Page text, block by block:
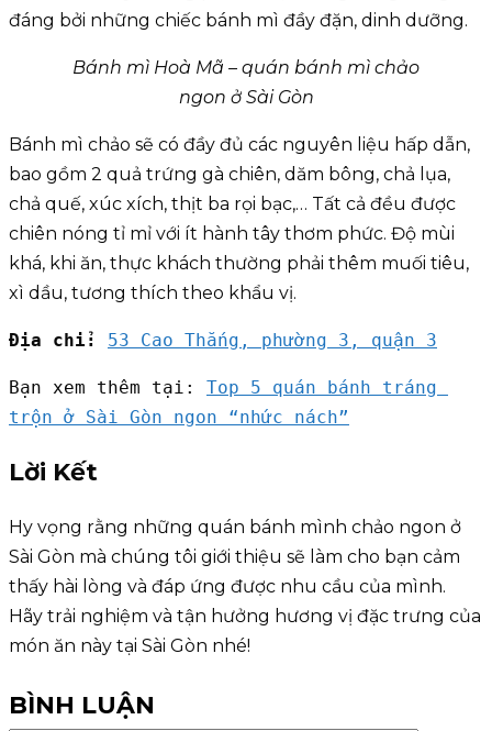
đáng bởi những chiếc bánh mì đầy đặn, dinh dưỡng.
Bánh mì Hoà Mã – quán bánh mì chảo
ngon ở Sài Gòn
Bánh mì chảo sẽ có đầy đủ các nguyên liệu hấp dẫn,
bao gồm 2 quả trứng gà chiên, dăm bông, chả lụa,
chả quế, xúc xích, thịt ba rọi bạc,… Tất cả đều được
chiên nóng tỉ mỉ với ít hành tây thơm phức. Độ mùi
khá, khi ăn, thực khách thường phải thêm muối tiêu,
xì dầu, tương thích theo khẩu vị.
Địa chỉ: 53 Cao Thắng, phường 3, quận 3
Bạn xem thêm tại: Top 5 quán bánh tráng
trộn ở Sài Gòn ngon “nhức nách”
Lời Kết
Hy vọng rằng những quán bánh mình chảo ngon ở
Sài Gòn mà chúng tôi giới thiệu sẽ làm cho bạn cảm
thấy hài lòng và đáp ứng được nhu cầu của mình.
Hãy trải nghiệm và tận hưởng hương vị đặc trưng của
món ăn này tại Sài Gòn nhé!
BÌNH LUẬN